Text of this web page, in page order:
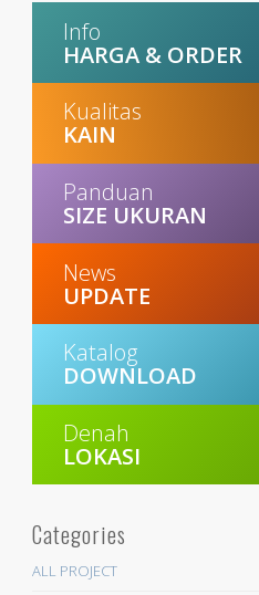
Info
HARGA & ORDER
Kualitas
KAIN
Panduan
SIZE UKURAN
News
UPDATE
Katalog
DOWNLOAD
Denah
LOKASI
Categories
ALL PROJECT